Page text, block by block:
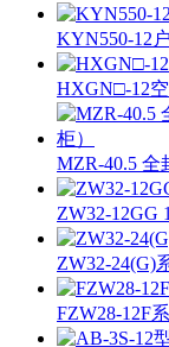
KYN550-12
HXGN□-12
MZR-40.5 全
ZW32-12GG
ZW32-24(G)
FZW28-12F